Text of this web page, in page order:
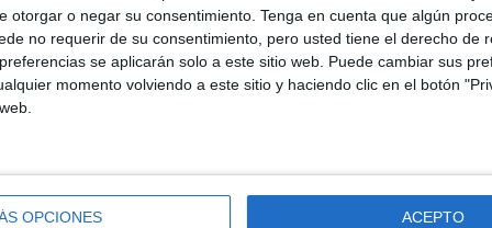
otorgar o negar su consentimiento. Tenga en cuenta que algún
no requerir de su consentimiento, pero usted tiene el derecho de
se aplicarán solo a este sitio web. Puede cambiar sus
momento volviendo a este sitio y haciendo clic en el botón
OPCIONES ACEPTO
es algo que tenemos que agradecer a laConsejería
de Ceuta Emociona, a los que la gente se
calibre, el turismo de la ciudad continúa creciendo,
semana aquí, compran aquí, comen aquí y no solo
disfrutan del deporte realizando esta prueba”.